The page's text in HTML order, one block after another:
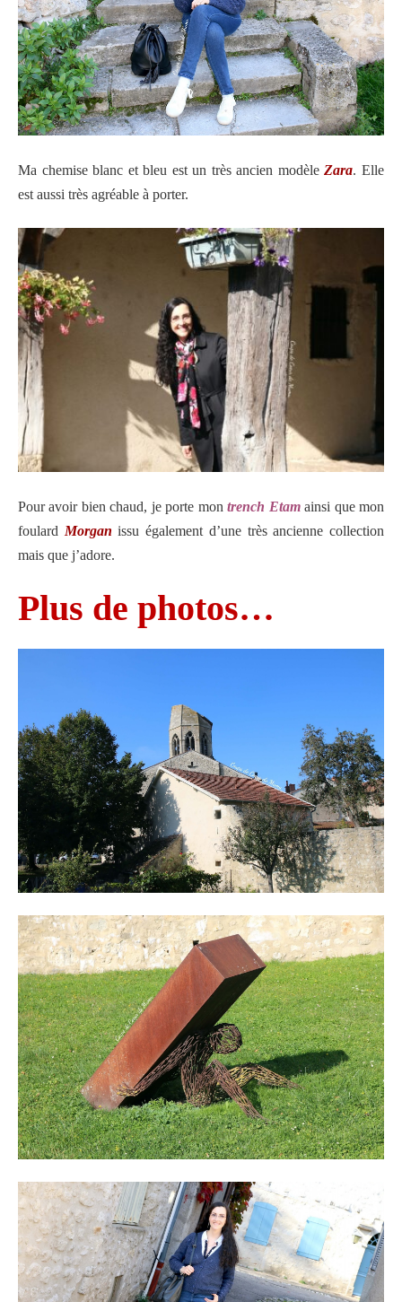
Ma chemise blanc et bleu est un très ancien modèleZara. Elle
est aussi très agréable à porter.
Pour avoir bien chaud, je porte montrench Etamainsi que mon
foulard Morgan issu également d’une très ancienne collection
mais que j’adore.
Plus de photos…